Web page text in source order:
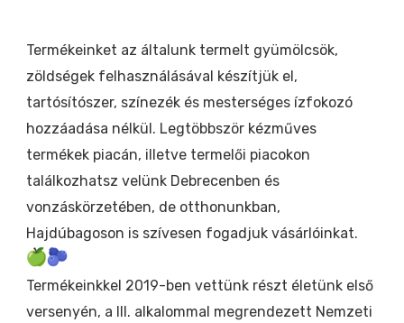
Termékeinket az általunk termelt gyümölcsök,
zöldségek felhasználásával készítjük el,
tartósítószer, színezék és mesterséges ízfokozó
hozzáadása nélkül. Legtöbbször kézműves
termékek piacán, illetve termelői piacokon
találkozhatsz velünk Debrecenben és
vonzáskörzetében, de otthonunkban,
Hajdúbagoson is szívesen fogadjuk vásárlóinkat.
Termékeinkkel 2019-ben vettünk részt életünk első
versenyén, a III. alkalommal megrendezett Nemzeti